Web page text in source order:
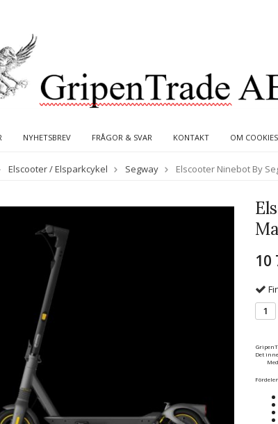
NYHETSBREV FRÅGOR & SVAR KONTAKT OM COOKIES
Elscooter / Elsparkcykel Segway Elscooter Ninebot By
10
Det